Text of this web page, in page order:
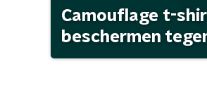
Camouflage t-
beschermen